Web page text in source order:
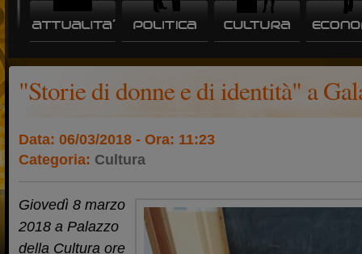
"Storie di donne e di identità" a
Data: 06/03/2018 - Ora: 11:23
Categoria: Cultura
Giovedì 8 marzo
2018 a Palazzo
della Cultura ore